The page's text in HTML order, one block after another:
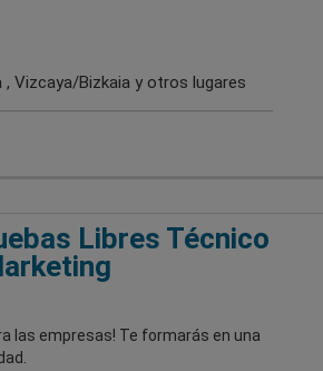
Vizcaya/Bizkaia y otros lugares
Libres Técnico
las empresas! Te formarás en una